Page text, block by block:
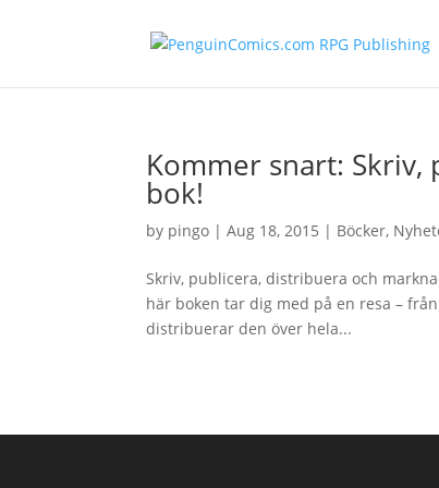
Kommer snart:
bok!
by pingo |Aug 18, 2015 | Böcker,
Skriv, publicera, distribuera och
här boken tar dig med på en resa –
distribuerar den över hela...